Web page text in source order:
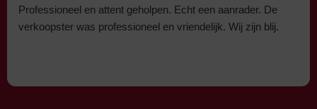
Professioneel en attent geholpen. Echt een aanrader. De
verkoopster was professioneel en vriendelijk. Wij zijn blij.